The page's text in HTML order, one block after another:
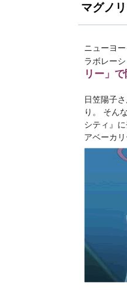
マグノ
ニューヨ
ラボレー
リー」
日笠陽子
り。 そん
シティ』
アベーカ